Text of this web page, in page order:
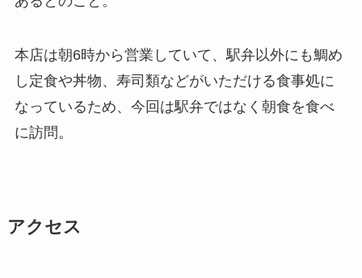
本店は朝6時から営業していて、駅弁以外にも鯛め
し定食や丼物、寿司類などがいただける食事処に
なっているため、今回は駅弁ではなく朝食を食べ
に訪問。
アクセス